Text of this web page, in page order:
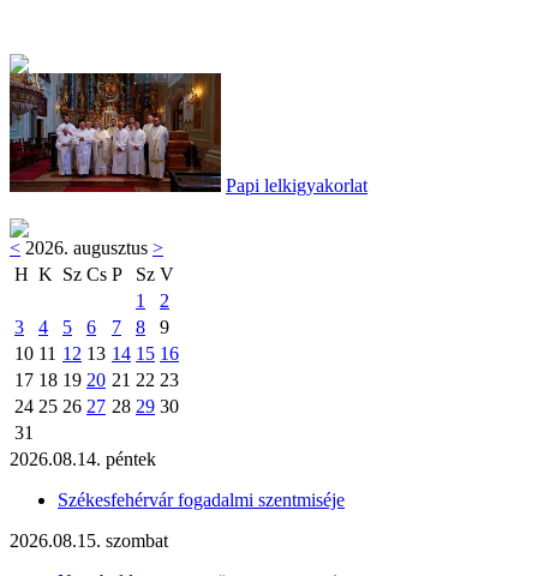
Papi lelkigyakorlat
< 2026. augusztus >
H K Sz Cs P Sz V
1
2
3
4 5 6 7 8
9
10 11 12 13 14 15 16
17 18 19 20 21 22 23
24 25 26 27 28 29 30
31
2026.08.14. péntek
Székesfehérvár fogadalmi szentmiséje
2026.08.15. szombat